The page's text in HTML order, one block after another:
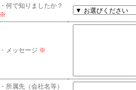
・何で知りましたか？
※
・メッセージ ※
・所属先（会社名等）